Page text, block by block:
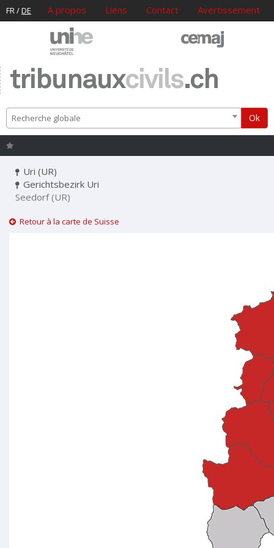
FR/DE A propos Liens Contact Avertissement
tribunauxcivils.ch
Recherche globale Ok
Uri (UR)
Gerichtsbezirk Uri
Seedorf (UR)
Retour à la carte de Suisse